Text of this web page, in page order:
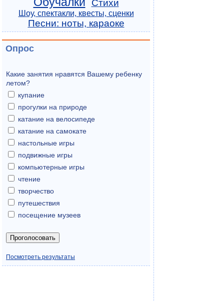
Стихи
Шоу, спектакли, квесты, сценки
Песни: ноты, караоке
Опрос
Какие занятия нравятся Вашему ребенку
летом?
купание
прогулки на природе
катание на велосипеде
катание на самокате
настольные игры
подвижные игры
компьютерные игры
чтение
творчество
путешествия
посещение музеев
Посмотреть результаты